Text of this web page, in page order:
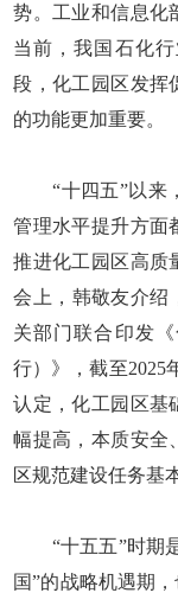
势。工业和信息化
当前，我国石化
段，化工园区发挥
的功能更加重要。
“十四五”以来，
管理水平提升方面
推进化工园区高质
会上，韩敬友介绍
关部门联合印发
行）》，截至2025
认定，化工园区基
幅提高，本质安全
区规范建设任务基
“十五五”时期是
国”的战略机遇期